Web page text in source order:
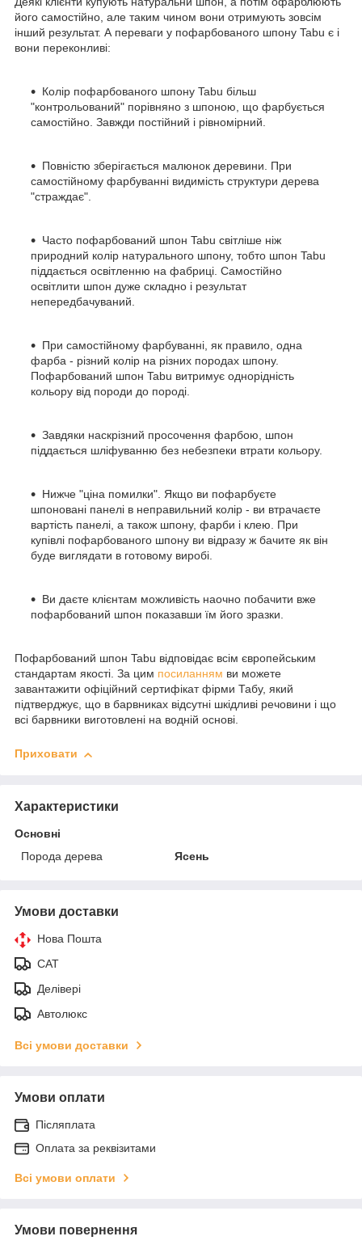
його самостійно, але таким чином вони отримують зовсім
інший результат. А переваги у пофарбованого шпону Tabu є і
вони переконливі:
Колір пофарбованого шпону Tabu більш
"контрольований" порівняно з шпоною, що фарбується
самостійно. Завжди постійний і рівномірний.
Повністю зберігається малюнок деревини. При
самостійному фарбуванні видимість структури дерева
"страждає".
Часто пофарбований шпон Tabu світліше ніж
природний колір натурального шпону, тобто шпон Tabu
піддається освітленню на фабриці. Самостійно
освітлити шпон дуже складно і результат
непередбачуваний.
При самостійному фарбуванні, як правило, одна
фарба - різний колір на різних породах шпону.
Пофарбований шпон Tabu витримує однорідність
кольору від породи до породі.
Завдяки наскрізний просочення фарбою, шпон
піддається шліфуванню без небезпеки втрати кольору.
Нижче "ціна помилки". Якщо ви пофарбуєте
шпоновані панелі в неправильний колір - ви втрачаєте
вартість панелі, а також шпону, фарби і клею. При
купівлі пофарбованого шпону ви відразу ж бачите як він
буде виглядати в готовому виробі.
Ви даєте клієнтам можливість наочно побачити вже
пофарбований шпон показавши їм його зразки.
Пофарбований шпон Tabu відповідає всім європейським
стандартам якості. За цим посиланням ви можете
завантажити офіційний сертифікат фірми Табу, який
підтверджує, що в барвниках відсутні шкідливі речовини і що
всі барвники виготовлені на водній основі.
Приховати
Характеристики
Основні
Порода дерева
Ясень
Умови доставки
Нова Пошта
САТ
Делівері
Автолюкс
Всі умови доставки
Умови оплати
Післяплата
Оплата за реквізитами
Всі умови оплати
Умови повернення